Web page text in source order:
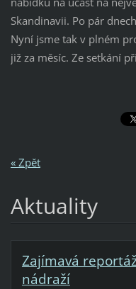
Skandinavii. Po pár
Nyní jsme tak v plném
již za měsíc. Ze setkání
« Zpět
Aktuality
Zajímavá
nádraží